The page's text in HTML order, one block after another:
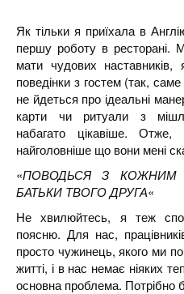
Як тільки я приїхала в
першу роботу в ресторані.
мати чудових
поведінки з гостем (так, саме
не йдеться про ідеальні
карти чи ритуали з
набагато цікавіше.
найголовніше що вони мені
«ПОВОДЬСЯ З КОЖНИМ
БАТЬКИ ТВОГО ДРУГА«
Не хвилюйтесь, я теж
поясню. Для нас,
просто чужинець, якого ми
житті, і в нас немає ніяких
основна проблема. Потрібно